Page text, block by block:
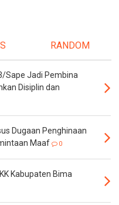
RANDOM
Sape Jadi Pembina
Disiplin dan
Dugaan Penghinaan
Maaf
0
Kabupaten Bima